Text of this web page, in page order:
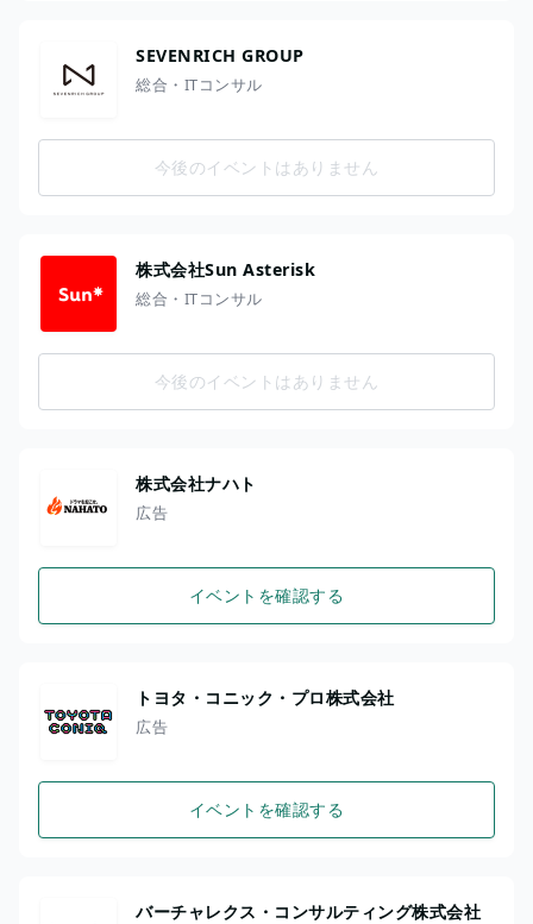
SEVENRICH GROUP
総合・ITコンサル
今後のイベントはありません
株式会社Sun Asterisk
総合・ITコンサル
今後のイベントはありません
株式会社ナハト
広告
イベントを確認する
トヨタ・コニック・プロ株式会社
広告
イベントを確認する
バーチャレクス・コンサルティング株式会社